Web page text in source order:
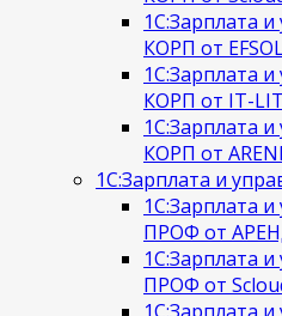
1С:Зарплата
КОРП от
1С:Зарплата
КОРП от IT-
1С:Зарплата
КОРП от
1С:Зарплата и
1С:Зарплата
ПРОФ от
1С:Зарплата
ПРОФ от
1С:Зарплата